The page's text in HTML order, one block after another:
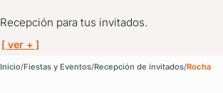
Recepción para tus invitados.
[ ver + ]
Inicio Fiestas y Eventos Recepción de invitados Rocha
Recepción de